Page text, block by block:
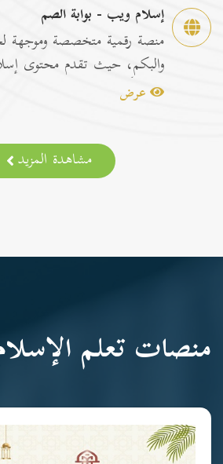
إسلام ويب - بوابة الصم
منصة رقمية متخصصة وموجهة
والبكم، حيث تقدم محتوى
مترجماً با...
عرض
مشاهدة المزيد
منصات تعلم